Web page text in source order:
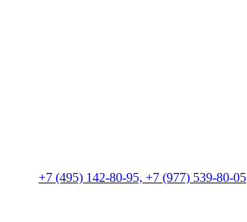
+7 (495) 142-80-95, +7 (977) 539-80-05